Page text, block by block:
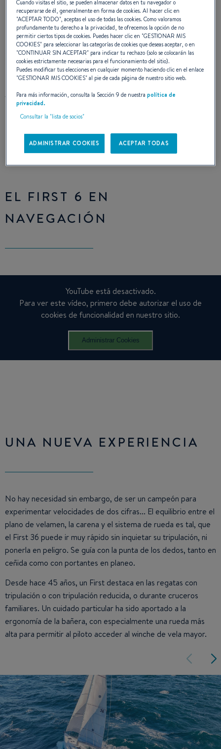
EL FIRST 6 EN
NAVEGACIÓN
YouTube está desactivado.
Para ver este vídeo, primero debe autorizar el uso de
cookies de funcionalidad en nuestro sitio.
Administrar Cookies
UNA NUEVA EXPERIENCIA
No hay necesidad sin embargo, de ser un campeón para
experimentar velocidades de dos cifras... El equilibrio entre el
plano de velamen, la carena y el sistema de rueda es tal, que
el First 36 puede ir muy rápido sin inquietar su tripulación, ni
ponerla en peligro. Se guía con la punta de los dedos, tanto en
ceñida como con portantes en planeo.
Desde hace 45 años, un First destaca en las regatas con
tripulación o con tripulación reducida, o durante cruceros
familiares. Un cuidado particular ha sido aportado a la
ergonomía de la bañera, con especialmente una rueda más
alta para permitir al piloto acceder al winche de vela mayor.
Cuando visitas el sitio, se pueden almacenar datos en tu navegador o
recuperarse de él, generalmente en forma de cookies. Al hacer clic en
"ACEPTAR TODO", aceptas el uso de todas las cookies. Como valoramos
profundamente tu derecho a la privacidad, te ofrecemos la opción de no
permitir ciertos tipos de cookies. Puedes hacer clic en "GESTIONAR MIS
COOKIES" para seleccionar las categorías de cookies que deseas aceptar, o en
"CONTINUAR SIN ACEPTAR" para indicar tu rechazo (solo se colocarán las
cookies estrictamente necesarias para el funcionamiento del sitio).
Puedes modificar tus elecciones en cualquier momento haciendo clic en el enlace
"GESTIONAR MIS COOKIES" al pie de cada página de nuestro sitio web.
Para más información, consulta la Sección 9 de nuestrapolítica de
privacidad.
Consultar la "lista de socios"
ADMINISTRAR COOKIES ACEPTAR TODAS